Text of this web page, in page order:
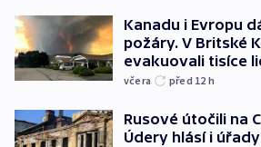
Kanadu i Evropu
požáry. V Britské
evakuovali tisíce
včera před 12 h
Rusové útočili na
Údery hlásí i